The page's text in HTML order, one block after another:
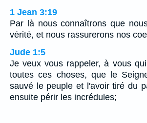
1 Jean 3:19
Par là nous connaîtrons que
vérité, et nous rassurerons nos
Jude 1:5
Je veux vous rappeler, à vous
toutes ces choses, que le
sauvé le peuple et l'avoir tiré du
ensuite périr les incrédules;